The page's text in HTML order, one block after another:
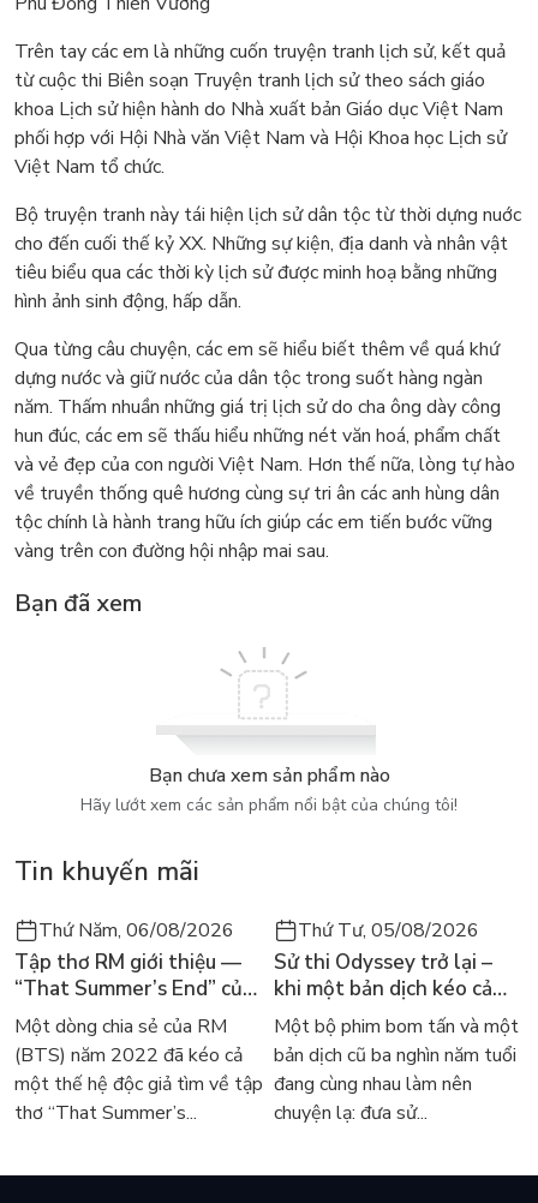
Trên tay các em là những cuốn truyện tranh lịch sử, kết quả
từ cuộc thi Biên soạn Truyện tranh lịch sử theo sách giáo
khoa Lịch sử hiện hành do Nhà xuất bản Giáo dục Việt Nam
phối hợp với Hội Nhà văn Việt Nam và Hội Khoa học Lịch sử
Việt Nam tổ chức.
Bộ truyện tranh này tái hiện lịch sử dân tộc từ thời dựng nuớc
cho đến cuối thế kỷ XX. Những sự kiện, địa danh và nhân vật
tiêu biểu qua các thời kỳ lịch sử được minh hoạ bằng những
hình ảnh sinh động, hấp dẫn.
Qua từng câu chuyện, các em sẽ hiểu biết thêm về quá khứ
dựng nước và giữ nước của dân tộc trong suốt hàng ngàn
năm. Thấm nhuần những giá trị lịch sử do cha ông dày công
hun đúc, các em sẽ thấu hiểu những nét văn hoá, phẩm chất
và vẻ đẹp của con người Việt Nam. Hơn thế nữa, lòng tự hào
về truyền thống quê hương cùng sự tri ân các anh hùng dân
tộc chính là hành trang hữu ích giúp các em tiến bước vững
vàng trên con đường hội nhập mai sau.
Bạn đã xem
Bạn chưa xem sản phẩm nào
Hãy lướt xem các sản phẩm nổi bật của chúng tôi!
Tin khuyến mãi
Thứ Năm, 06/08/2026
Tập thơ RM giới thiệu —
“That Summer’s End” của
Lee Seong-bok ra mắt bản
tiếng Anh sau 4 năm gây
sốt
Một dòng chia sẻ của RM
(BTS) năm 2022 đã kéo cả
một thế hệ độc giả tìm về tập
thơ “That Summer’s...
Thứ Tư, 05/08/2026
Sử thi Odyssey trở lại –
khi một bản dịch kéo cả
thế giới về với văn học
kinh điển
Một bộ phim bom tấn và một
bản dịch cũ ba nghìn năm tuổi
đang cùng nhau làm nên
chuyện lạ: đưa sử...